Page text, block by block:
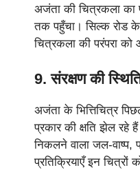
अजंता की चित्रकला का
तक पहुँचा। सिल्क रोड के
चित्रकला की परंपरा को
9. संरक्षण की
अजंता के भित्तिचित्र
प्रकार की क्षति झेल रहे
निकलने वाला जल-वाष्प,
प्रतिक्रियाएँ इन चित्रों